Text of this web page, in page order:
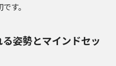
す。
姿勢とマインドセッ